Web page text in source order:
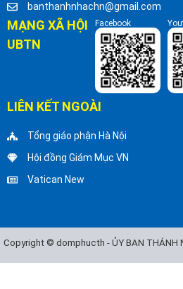
banthanhnhachn@gmail.com
MẠNG XÃ HỘI
UBTN
Facebook
LIÊN KẾT NGOÀI
Tổng giáo phận Hà Nội
Hội đồng Giám Mục VN
Vatican New
Copyright © domphucth - ỦY BAN THÁNH